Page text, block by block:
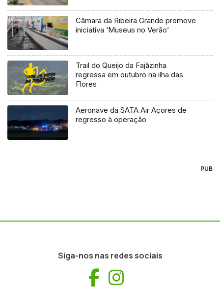
Câmara da Ribeira Grande promove
iniciativa ‘Museus no Verão’
Trail do Queijo da Fajãzinha
regressa em outubro na ilha das
Flores
Aeronave da SATA Air Açores de
regresso à operação
PUB
Siga-nos nas redes sociais
Facebook